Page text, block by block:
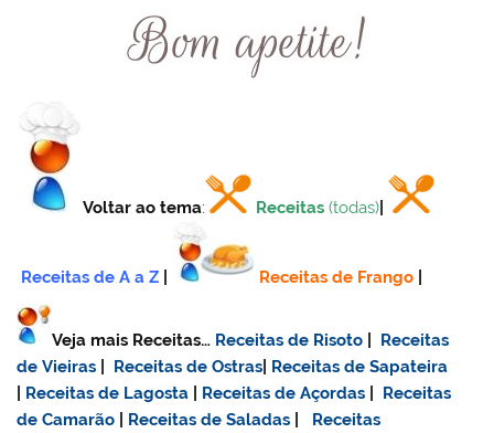
Voltar ao tema: Receitas (todas)
Receitas de A a Z Receitas de Frango
Veja mais Receitas… Receitas de Risoto
Receitas
de Vieiras
Receitas de Ostras Receitas de Sapateira
Receitas de Lagosta Receitas de Açordas
Receitas
de Camarão
Receitas de Saladas
Receitas